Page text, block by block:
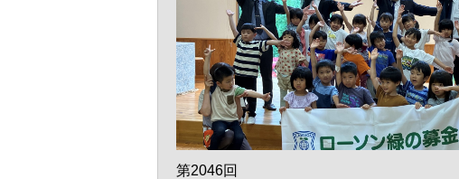
第2046回